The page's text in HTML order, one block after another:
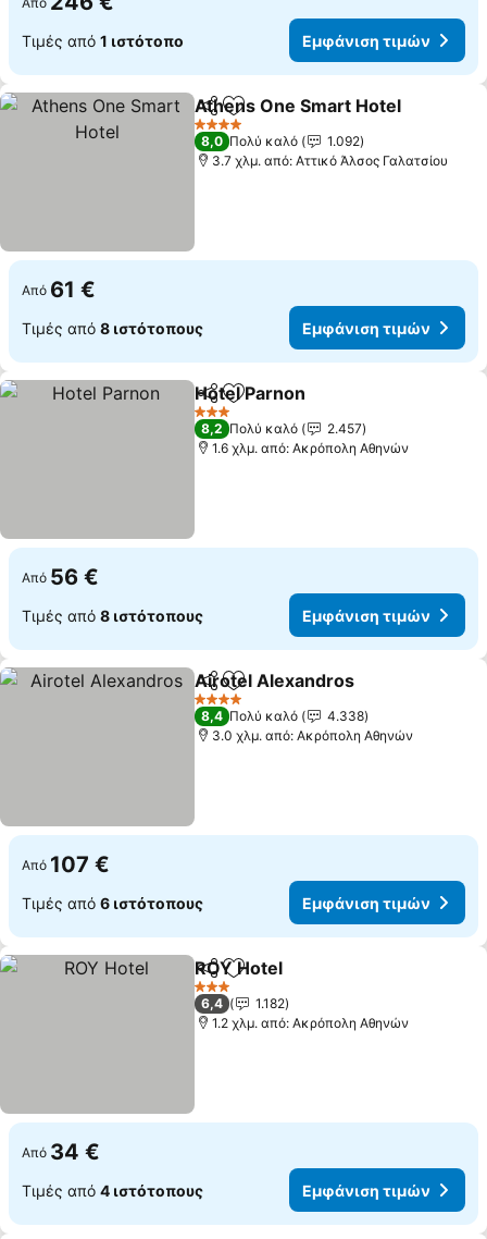
Τιμές από 1 ιστότοπο Εμφάνιση τιμών
Κοινοποίηση
Προσθήκη στα αγαπημένα
Athens One Smart Hotel
4 Αστέρια
8,0 Πολύ καλό
1.092
3.7 χλμ. από: Αττικό Άλσος Γαλατσίου
Από 61 €
Τιμές από 8 ιστότοπους Εμφάνιση τιμών
Κοινοποίηση
Προσθήκη στα αγαπημένα
Hotel Parnon
3 Αστέρια
8,2 Πολύ καλό
2.457
1.6 χλμ. από: Ακρόπολη Αθηνών
Από 56 €
Τιμές από 8 ιστότοπους Εμφάνιση τιμών
Κοινοποίηση
Προσθήκη στα αγαπημένα
Airotel Alexandros
4 Αστέρια
8,4 Πολύ καλό
4.338
3.0 χλμ. από: Ακρόπολη Αθηνών
Από 107 €
Τιμές από 6 ιστότοπους Εμφάνιση τιμών
Κοινοποίηση
Προσθήκη στα αγαπημένα
ROY Hotel
3 Αστέρια
6,4
1.182
1.2 χλμ. από: Ακρόπολη Αθηνών
Από 34 €
Τιμές από 4 ιστότοπους Εμφάνιση τιμών